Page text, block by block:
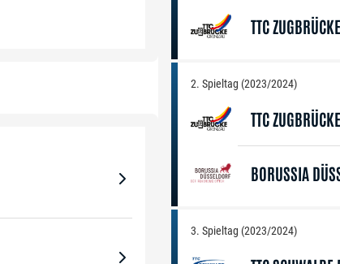
TTC
2. Spieltag (2023/2024)
TTC
BORUSSIA
3. Spieltag (2023/2024)